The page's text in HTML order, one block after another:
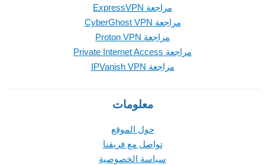
مراجعة ExpressVPN
مراجعة CyberGhost VPN
مراجعة Proton VPN
مراجعة Private Internet Access
مراجعة IPVanish VPN
معلومات
حول الموقع
تواصل مع فريقنا
سياسة الخصوصية